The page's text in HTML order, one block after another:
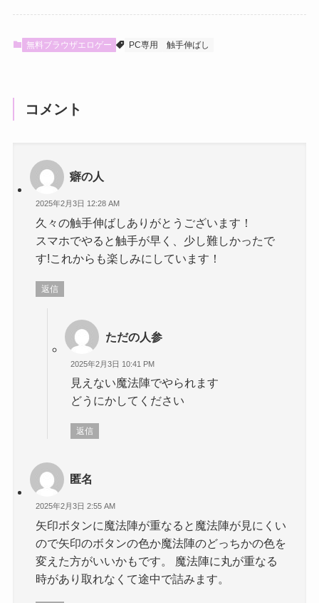
無料ブラウザエロゲー PC専用 触手伸ばし
コメント
癖の人
2025年2月3日 12:28 AM
久々の触手伸ばしありがとうございます！
スマホでやると触手が早く、少し難しかったで
す!これからも楽しみにしています！
返信
ただの人参
2025年2月3日 10:41 PM
見えない魔法陣でやられます
どうにかしてください
返信
匿名
2025年2月3日 2:55 AM
矢印ボタンに魔法陣が重なると魔法陣が見にくい
ので矢印のボタンの色か魔法陣のどっちかの色を
変えた方がいいかもです。 魔法陣に丸が重なる
時があり取れなくて途中で詰みます。